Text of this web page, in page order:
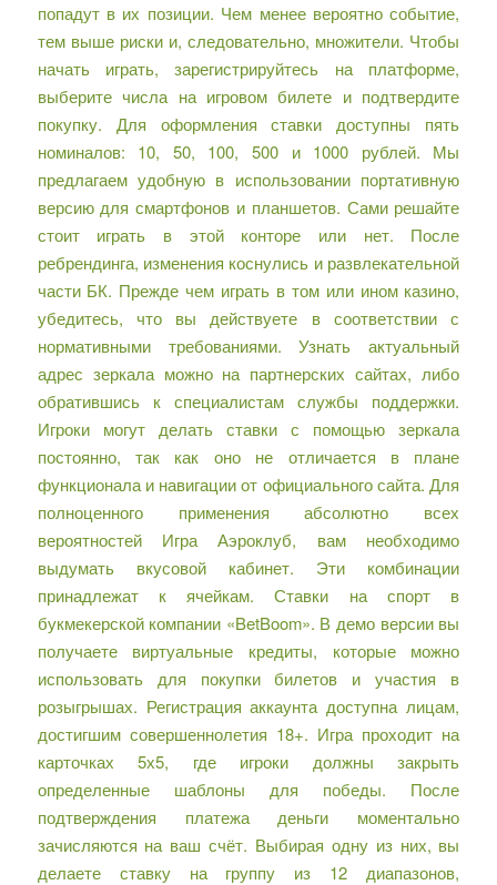
попадут в их позиции. Чем менее вероятно событие,
тем выше риски и, следовательно, множители. Чтобы
начать играть, зарегистрируйтесь на платформе,
выберите числа на игровом билете и подтвердите
покупку. Для оформления ставки доступны пять
номиналов: 10, 50, 100, 500 и 1000 рублей. Мы
предлагаем удобную в использовании портативную
версию для смартфонов и планшетов. Сами решайте
стоит играть в этой конторе или нет. После
ребрендинга, изменения коснулись и развлекательной
части БК. Прежде чем играть в том или ином казино,
убедитесь, что вы действуете в соответствии с
нормативными требованиями. Узнать актуальный
адрес зеркала можно на партнерских сайтах, либо
обратившись к специалистам службы поддержки.
Игроки могут делать ставки с помощью зеркала
постоянно, так как оно не отличается в плане
функционала и навигации от официального сайта. Для
полноценного применения абсолютно всех
вероятностей Игра Аэроклуб, вам необходимо
выдумать вкусовой кабинет. Эти комбинации
принадлежат к ячейкам. Ставки на спорт в
букмекерской компании «BetBoom». В демо версии вы
получаете виртуальные кредиты, которые можно
использовать для покупки билетов и участия в
розыгрышах. Регистрация аккаунта доступна лицам,
достигшим совершеннолетия 18+. Игра проходит на
карточках 5х5, где игроки должны закрыть
определенные шаблоны для победы. После
подтверждения платежа деньги моментально
зачисляются на ваш счёт. Выбирая одну из них, вы
делаете ставку на группу из 12 диапазонов,